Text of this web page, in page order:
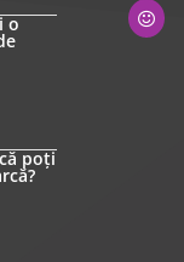
o
poți
